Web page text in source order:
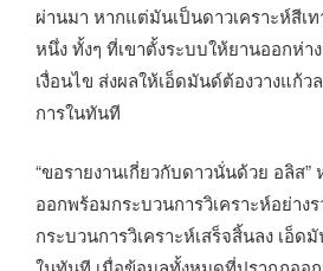
ผ่านมา หากแต่มันเป็นดาวเคราะห์สี
หนึ่ง ทั้งๆ ที่เขาตั้งระบบให้ยานออกห่า
เงื่อนไข ส่งผลให้เอ็ดมันด์ต้องวางแก้ว
การในทันที
“ขอรายงานเกี่ยวกับดาวนั่นด้วย อลิส”
ออกพร้อมกระบวนการวิเคราะห์อย่างร
กระบวนการวิเคราะห์เสร็จสิ้นลง เอ็